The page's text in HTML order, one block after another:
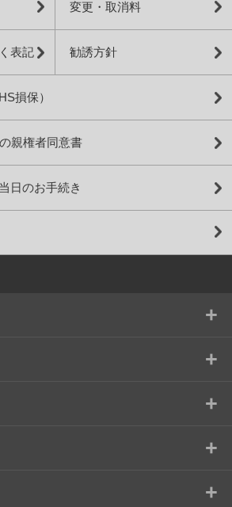
変更・取消料
表記 勧誘方針
損保）
親権者同意書
日のお手続き
+
+
+
+
+